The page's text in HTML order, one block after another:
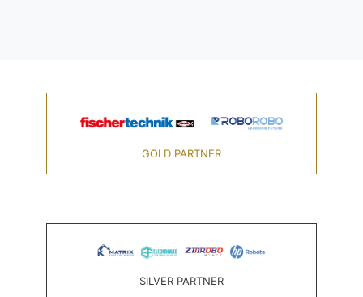
GOLD PARTNER
SILVER PARTNER